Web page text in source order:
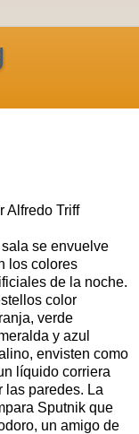
Alfredo Triff
sala se envuelve
los colores
de la noche.
color
verde
y azul
envisten como
líquido corriera
las paredes. La
Sputnik que
un amigo de